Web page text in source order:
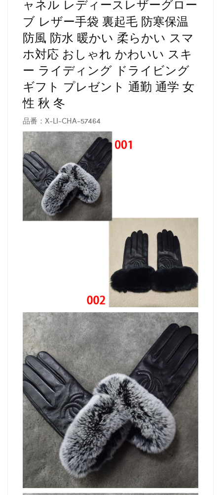
ャネル レディースレザーグロー
ブ レザー手袋 裏起毛 防寒保温
防風 防水 暖かい 柔らかい スマ
ホ対応 おしゃれ かわいい スキ
ー ライディング ドライビング
ギフト プレゼント 通勤 通学 女
性 秋 冬
品番：X-LI-CHA-57464